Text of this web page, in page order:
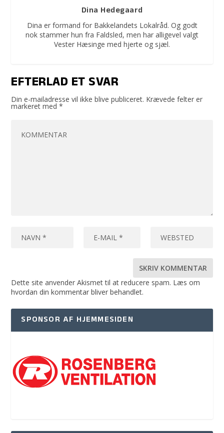
Dina Hedegaard
Dina er formand for Bakkelandets Lokalråd. Og godt
nok stammer hun fra Faldsled, men har alligevel valgt
Vester Hæsinge med hjerte og sjæl.
EFTERLAD ET SVAR
Din e-mailadresse vil ikke blive publiceret. Krævede felter er
markeret med*
Dette site anvender Akismet til at reducere spam. Læs om
hvordan din kommentar bliver behandlet.
SPONSOR AF HJEMMESIDEN